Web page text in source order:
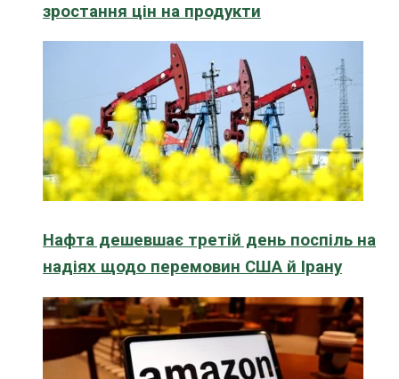
зростання цін на продукти
Нафта дешевшає третій день поспіль на
надіях щодо перемовин США й Ірану